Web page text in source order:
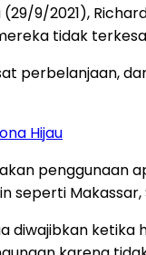
9/2021),
tidak
perbelanjaan,
Hijau
penggunaan
seperti Makassar,
diwajibkan